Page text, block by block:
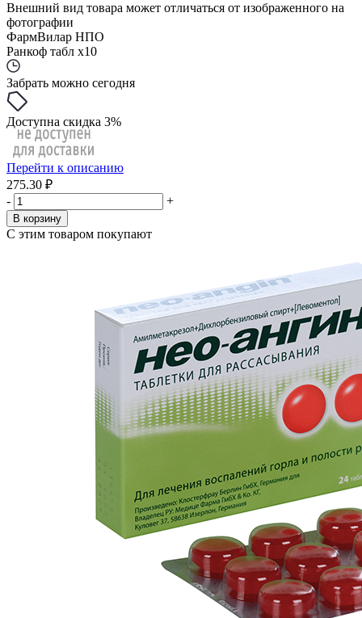
Внешний вид товара может отличаться от изображенного на
фотографии
ФармВилар НПО
Ранкоф табл x10
Забрать можно сегодня
Доступна скидка 3%
Перейти к описанию
275.30 ₽
-
+
В корзину
С этим товаром покупают